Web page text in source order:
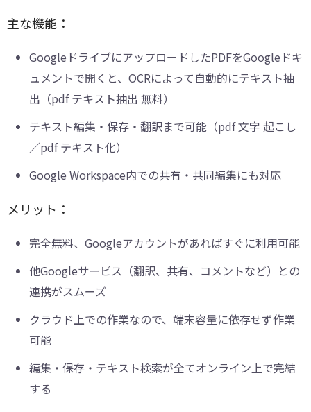
主な機能：
GoogleドライブにアップロードしたPDFをGoogleドキ
ュメントで開くと、OCRによって自動的にテキスト抽
出（pdf テキスト抽出 無料）
テキスト編集・保存・翻訳まで可能（pdf 文字 起こし
／pdf テキスト化）
Google Workspace内での共有・共同編集にも対応
メリット：
完全無料、Googleアカウントがあればすぐに利用可能
他Googleサービス（翻訳、共有、コメントなど）との
連携がスムーズ
クラウド上での作業なので、端末容量に依存せず作業
可能
編集・保存・テキスト検索が全てオンライン上で完結
する